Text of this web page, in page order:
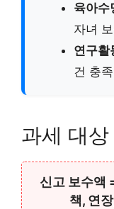
육아수
자녀
연구활
건 충
과세 대
신고 보수액
책, 연